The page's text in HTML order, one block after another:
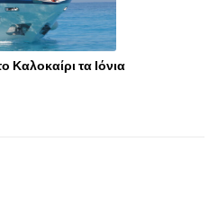
Καλοκαίρι τα Ιόνια